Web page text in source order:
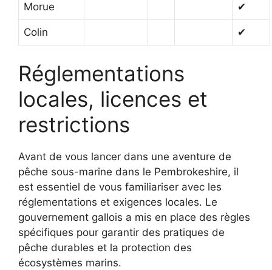
Morue ✔
Colin ✔
Réglementations
locales, licences et
restrictions
Avant de vous lancer dans une aventure de
pêche sous-marine dans le Pembrokeshire, il
est essentiel de vous familiariser avec les
réglementations et exigences locales. Le
gouvernement gallois a mis en place des règles
spécifiques pour garantir des pratiques de
pêche durables et la protection des
écosystèmes marins.